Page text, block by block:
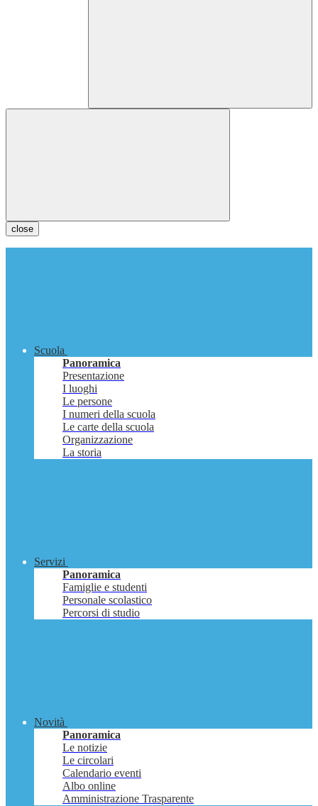
close
Scuola
Panoramica
Presentazione
I luoghi
Le persone
I numeri della scuola
Le carte della scuola
Organizzazione
La storia
Servizi
Panoramica
Famiglie e studenti
Personale scolastico
Percorsi di studio
Novità
Panoramica
Le notizie
Le circolari
Calendario eventi
Albo online
Amministrazione Trasparente